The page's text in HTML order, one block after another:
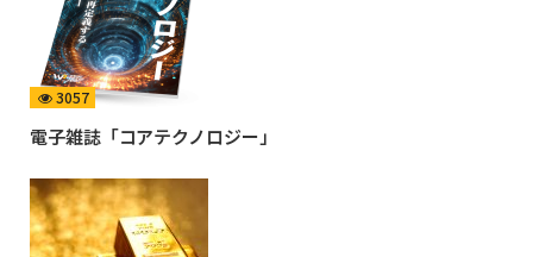
3057
電子雑誌「コアテクノロジー」